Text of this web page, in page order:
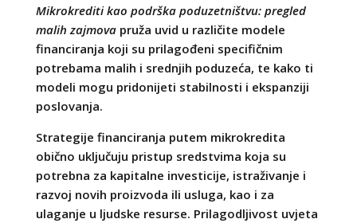
Mikrokrediti kao podrška poduzetništvu: pregled
malih zajmovapruža uvid u različite modele
financiranja koji su prilagođeni specifičnim
potrebama malih i srednjih poduzeća, te kako ti
modeli mogu pridonijeti stabilnosti i ekspanziji
poslovanja.
Strategije financiranja putem mikrokredita
obično uključuju pristup sredstvima koja su
potrebna za kapitalne investicije, istraživanje i
razvoj novih proizvoda ili usluga, kao i za
ulaganje u ljudske resurse. Prilagodljivost uvjeta